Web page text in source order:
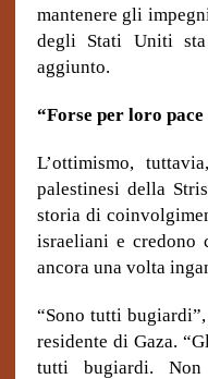
mantenere gli
degli Stati Uniti
aggiunto.
“Forse per loro
L’ottimismo,
palestinesi della
storia di
israeliani e credono
ancora una volta
“Sono tutti
residente di Gaza.
tutti bugiardi.